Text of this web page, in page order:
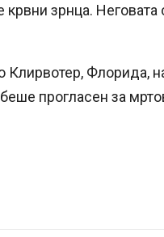
крвни зрнца.
Флорида,
прогласен за